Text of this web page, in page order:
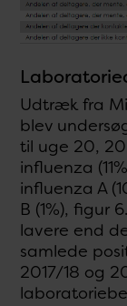
Udtræk fra
blev
til uge 20,
influenza
influenza A
B (1%), figur
lavere end
samlede
2017/18 og